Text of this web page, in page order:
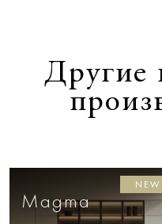
Другие
Magma
NEW